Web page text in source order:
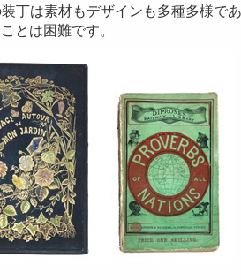
丁は素材もデザインも多種多様で
とは困難です。